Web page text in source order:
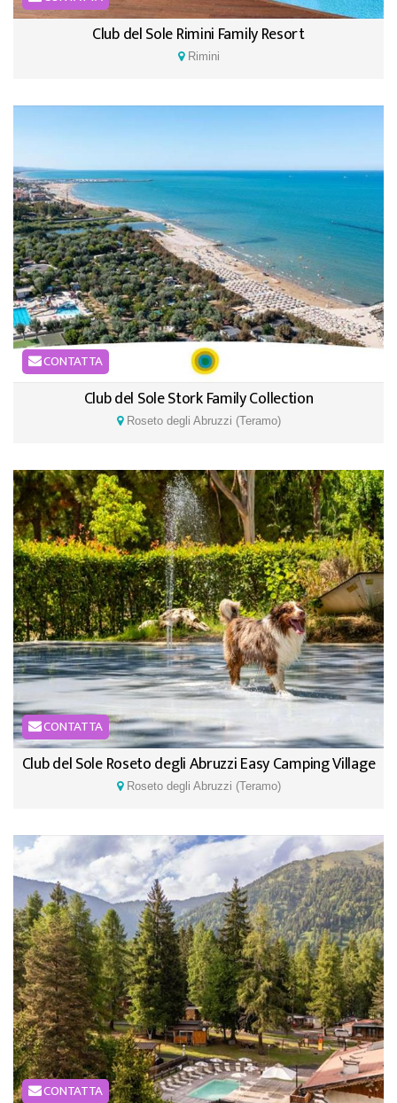
Club del Sole Rimini Family Resort
Rimini
CONTATTA
Club del Sole Stork Family Collection
Roseto degli Abruzzi (Teramo)
CONTATTA
Club del Sole Roseto degli Abruzzi Easy Camping Village
Roseto degli Abruzzi (Teramo)
CONTATTA